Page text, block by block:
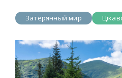
Затерянный мир